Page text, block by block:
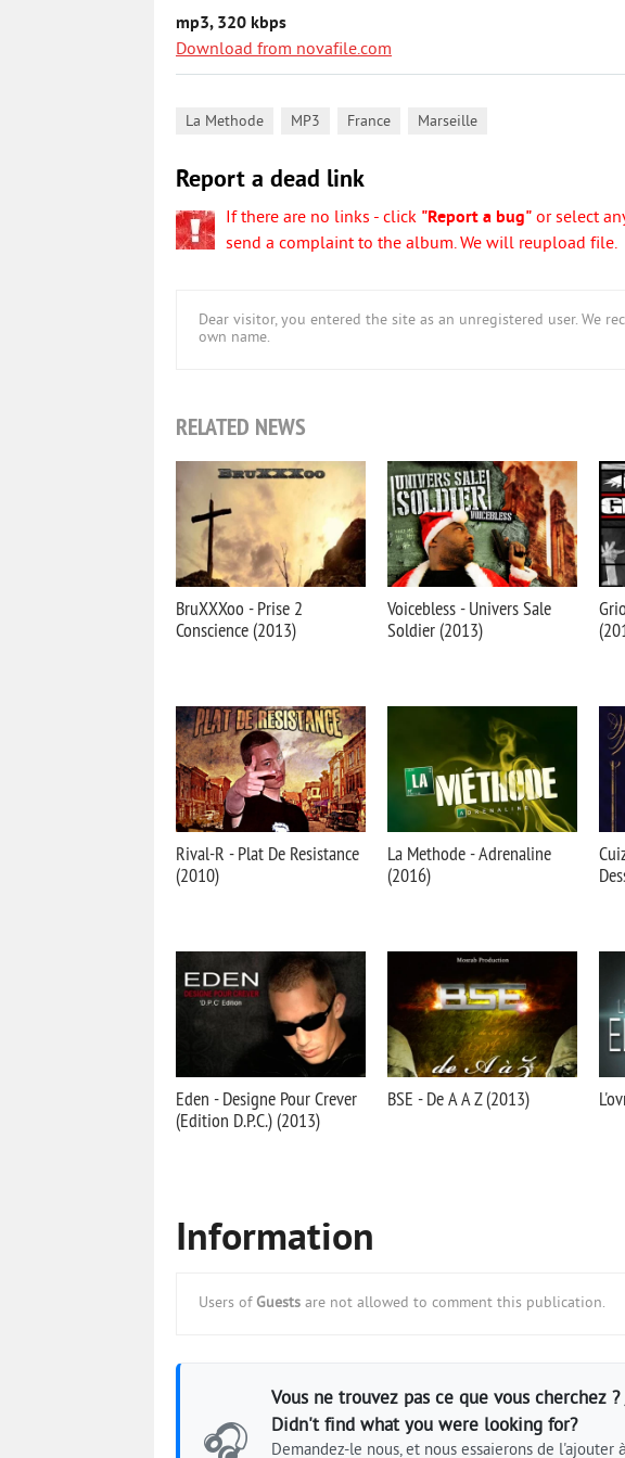
mp3, 320 kbps
Download from novafile.com
La Methode MP3 France Marseille
Report a dead link
If there are no links - click "Report a bug" or select
send a complaint to the album. We will reupload file.
Dear visitor, you entered the site as an unregistered user. We
own name.
RELATED NEWS
BruXXXoo - Prise 2
Conscience (2013)
Voicebless - Univers Sale
Soldier (2013)
Rival-R - Plat De Resistance
(2010)
La Methode - Adrenaline
(2016)
Eden - Designe Pour Crever
(Edition D.P.C.) (2013)
BSE - De A A Z (2013)
Information
Users of Guests are not allowed to comment this publication.
Vous ne trouvez pas ce que vous cherchez
Didn't find what you were looking for?
Demandez-le nous, et nous essaierons de l'ajouter